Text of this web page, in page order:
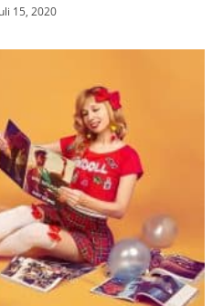
15, 2020